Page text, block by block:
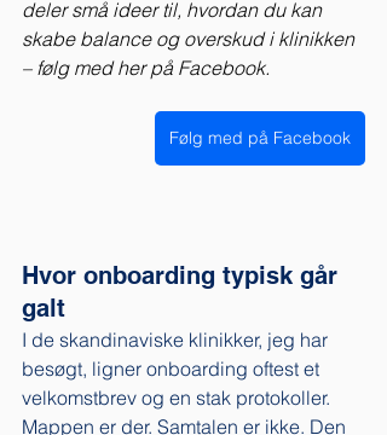
deler små ideer til, hvordan du kan
skabe balance og overskud i klinikken
– følg med her på Facebook.
Følg med på Facebook
Hvor onboarding typisk går
galt
I de skandinaviske klinikker, jeg har
besøgt, ligner onboarding oftest et
velkomstbrev og en stak protokoller.
Mappen er der. Samtalen er ikke. Den